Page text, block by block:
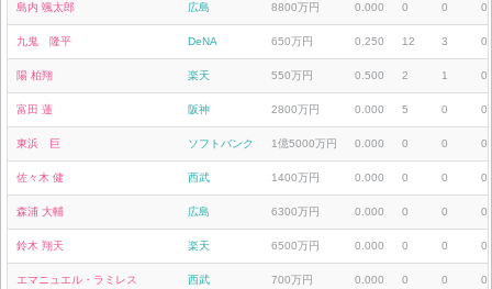
島内 颯太郎 広島 8800万円 0.000 0 0 0
九鬼 隆平 DeNA 650万円 0.250 12 3 0
陽 柏翔 楽天 550万円 0.500 2 1 0
富田 蓮 阪神 2800万円 0.000 5 0 0
東浜 巨 ソフトバンク 1億5000万円 0.000 0 0 0
佐々木 健 西武 1400万円 0.000 0 0 0
森浦 大輔 広島 6300万円 0.000 0 0 0
鈴木 翔天 楽天 6500万円 0.000 0 0 0
エマニュエル・ラミレス 西武 700万円 0.000 0 0 0